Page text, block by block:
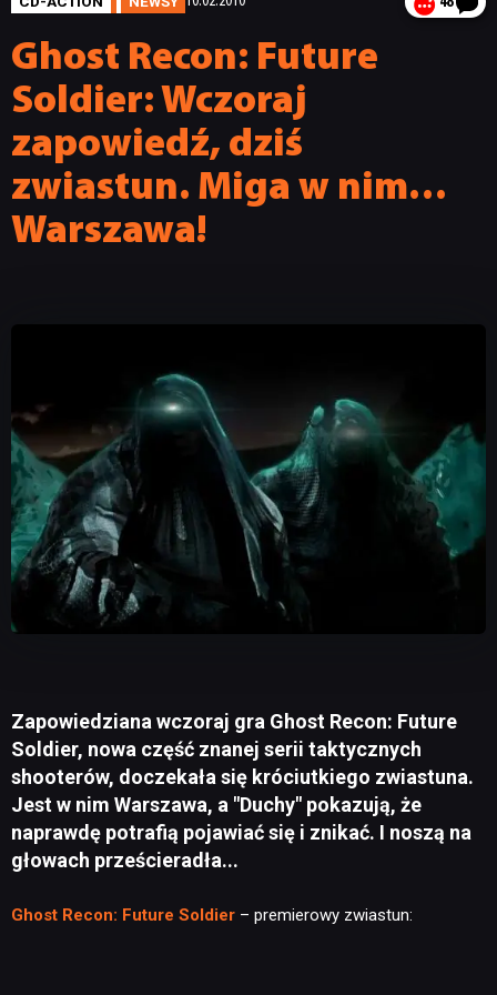
Ghost Recon: Future
Soldier: Wczoraj
zapowiedź, dziś
zwiastun. Miga w nim…
Warszawa!
Zapowiedziana wczoraj gra Ghost Recon: Future
Soldier, nowa część znanej serii taktycznych
shooterów, doczekała się króciutkiego zwiastuna.
Jest w nim Warszawa, a "Duchy" pokazują, że
naprawdę potrafią pojawiać się i znikać. I noszą na
głowach prześcieradła...
Ghost Recon: Future Soldier – premierowy zwiastun: